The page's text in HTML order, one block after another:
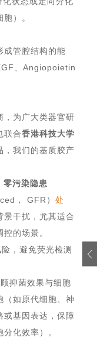
胞）。
成管腔结构的能
、Angiopoietin
，为广大类器官研
联合香港科技大学
，我们的基质胶产
零污染隐患
， GFR） 处
景干扰，尤其适合
控的场景。
，避免荧光检测
顾抑菌效果与细胞
（如原代细胞、神
或基因表达，保障
化效率）。